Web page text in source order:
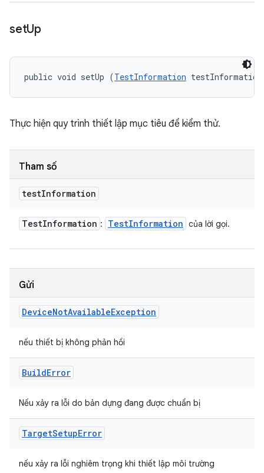
setUp
public void setUp (TestInformation
Thực hiện quy trình thiết lập mục tiêu để kiểm thử.
Tham số
testInformation
TestInformation : TestInformation của lời gọi.
Gửi
DeviceNotAvailableException
nếu thiết bị không phản hồi
BuildError
Nếu xảy ra lỗi do bản dựng đang được chuẩn bị
TargetSetupError
nếu xảy ra lỗi nghiêm trọng khi thiết lập môi trường